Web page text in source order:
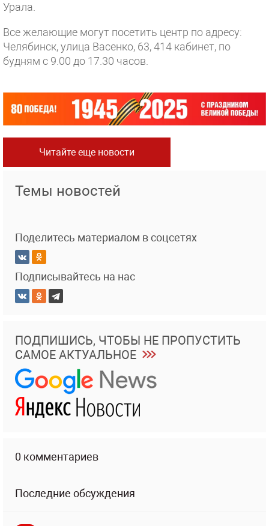
Урала.
Все желающие могут посетить центр по адресу:
Челябинск, улица Васенко, 63, 414 кабинет, по
будням с 9.00 до 17.30 часов.
Читайте еще новости
Темы новостей
Поделитесь материалом в соцсетях
Подписывайтесь на нас
ПОДПИШИСЬ, ЧТОБЫ НЕ ПРОПУСТИТЬ
САМОЕ АКТУАЛЬНОЕ
0 комментариев
Последние обсуждения